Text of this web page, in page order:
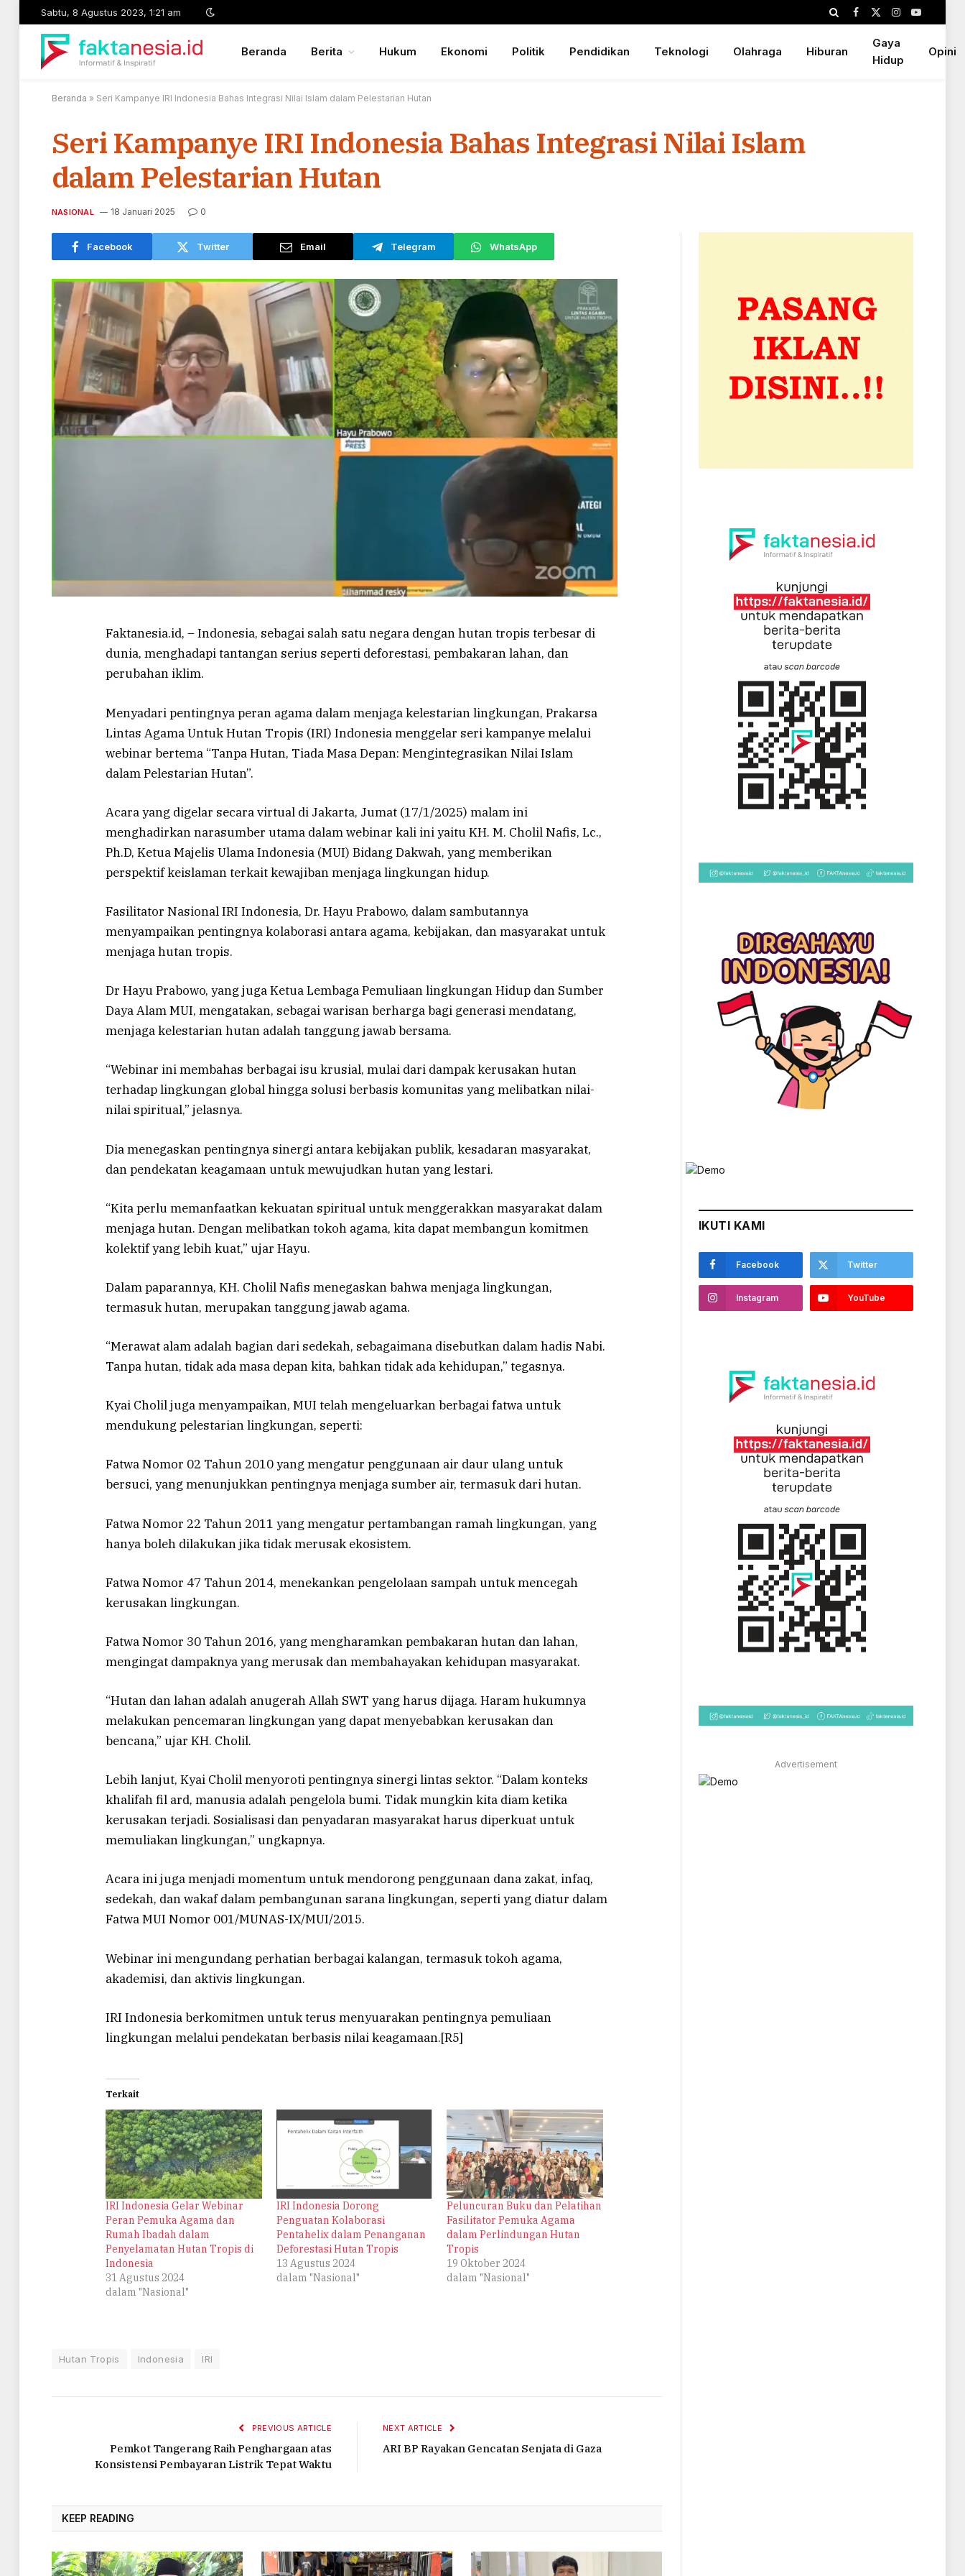
Sabtu, 8 Agustus 2023, 1:21 am
Facebook
X
InstagramYouTube
Beranda Berita Hukum Ekonomi Politik Pendidikan Teknologi Olahraga Hiburan
Gaya
Hidup
Opini
Beranda » Seri Kampanye IRI Indonesia Bahas Integrasi Nilai Islam dalam Pelestarian Hutan
Seri Kampanye IRI Indonesia Bahas Integrasi Nilai Islam
dalam Pelestarian Hutan
NASIONAL 18 Januari 2025 0
Facebook Twitter Email Telegram WhatsApp
Faktanesia.id, – Indonesia, sebagai salah satu negara dengan hutan tropis terbesar di
dunia, menghadapi tantangan serius seperti deforestasi, pembakaran lahan, dan
perubahan iklim.
Menyadari pentingnya peran agama dalam menjaga kelestarian lingkungan, Prakarsa
Lintas Agama Untuk Hutan Tropis (IRI) Indonesia menggelar seri kampanye melalui
webinar bertema “Tanpa Hutan, Tiada Masa Depan: Mengintegrasikan Nilai Islam
dalam Pelestarian Hutan”.
Acara yang digelar secara virtual di Jakarta, Jumat (17/1/2025) malam ini
menghadirkan narasumber utama dalam webinar kali ini yaitu KH. M. Cholil Nafis, Lc.,
Ph.D, Ketua Majelis Ulama Indonesia (MUI) Bidang Dakwah, yang memberikan
perspektif keislaman terkait kewajiban menjaga lingkungan hidup.
Fasilitator Nasional IRI Indonesia, Dr. Hayu Prabowo, dalam sambutannya
menyampaikan pentingnya kolaborasi antara agama, kebijakan, dan masyarakat untuk
menjaga hutan tropis.
Dr Hayu Prabowo, yang juga Ketua Lembaga Pemuliaan lingkungan Hidup dan Sumber
Daya Alam MUI, mengatakan, sebagai warisan berharga bagi generasi mendatang,
menjaga kelestarian hutan adalah tanggung jawab bersama.
“Webinar ini membahas berbagai isu krusial, mulai dari dampak kerusakan hutan
terhadap lingkungan global hingga solusi berbasis komunitas yang melibatkan nilai-
nilai spiritual,” jelasnya.
Dia menegaskan pentingnya sinergi antara kebijakan publik, kesadaran masyarakat,
dan pendekatan keagamaan untuk mewujudkan hutan yang lestari.
“Kita perlu memanfaatkan kekuatan spiritual untuk menggerakkan masyarakat dalam
menjaga hutan. Dengan melibatkan tokoh agama, kita dapat membangun komitmen
kolektif yang lebih kuat,” ujar Hayu.
Dalam paparannya, KH. Cholil Nafis menegaskan bahwa menjaga lingkungan,
termasuk hutan, merupakan tanggung jawab agama.
“Merawat alam adalah bagian dari sedekah, sebagaimana disebutkan dalam hadis Nabi.
Tanpa hutan, tidak ada masa depan kita, bahkan tidak ada kehidupan,” tegasnya.
Kyai Cholil juga menyampaikan, MUI telah mengeluarkan berbagai fatwa untuk
mendukung pelestarian lingkungan, seperti:
Fatwa Nomor 02 Tahun 2010 yang mengatur penggunaan air daur ulang untuk
bersuci, yang menunjukkan pentingnya menjaga sumber air, termasuk dari hutan.
Fatwa Nomor 22 Tahun 2011 yang mengatur pertambangan ramah lingkungan, yang
hanya boleh dilakukan jika tidak merusak ekosistem.
Fatwa Nomor 47 Tahun 2014, menekankan pengelolaan sampah untuk mencegah
kerusakan lingkungan.
Fatwa Nomor 30 Tahun 2016, yang mengharamkan pembakaran hutan dan lahan,
mengingat dampaknya yang merusak dan membahayakan kehidupan masyarakat.
“Hutan dan lahan adalah anugerah Allah SWT yang harus dijaga. Haram hukumnya
melakukan pencemaran lingkungan yang dapat menyebabkan kerusakan dan
bencana,” ujar KH. Cholil.
Lebih lanjut, Kyai Cholil menyoroti pentingnya sinergi lintas sektor. “Dalam konteks
khalifah fil ard, manusia adalah pengelola bumi. Tidak mungkin kita diam ketika
kerusakan terjadi. Sosialisasi dan penyadaran masyarakat harus diperkuat untuk
memuliakan lingkungan,” ungkapnya.
Acara ini juga menjadi momentum untuk mendorong penggunaan dana zakat, infaq,
sedekah, dan wakaf dalam pembangunan sarana lingkungan, seperti yang diatur dalam
Fatwa MUI Nomor 001/MUNAS-IX/MUI/2015.
Webinar ini mengundang perhatian berbagai kalangan, termasuk tokoh agama,
akademisi, dan aktivis lingkungan.
IRI Indonesia berkomitmen untuk terus menyuarakan pentingnya pemuliaan
lingkungan melalui pendekatan berbasis nilai keagamaan.[R5]
Terkait
IRI Indonesia Gelar Webinar
Peran Pemuka Agama dan
Rumah Ibadah dalam
Penyelamatan Hutan Tropis di
Indonesia
31 Agustus 2024
dalam "Nasional"
IRI Indonesia Dorong
Penguatan Kolaborasi
Pentahelix dalam Penanganan
Deforestasi Hutan Tropis
13 Agustus 2024
dalam "Nasional"
Peluncuran Buku dan Pelatihan
Fasilitator Pemuka Agama
dalam Perlindungan Hutan
Tropis
19 Oktober 2024
dalam "Nasional"
Hutan Tropis Indonesia IRI
PREVIOUS ARTICLE
Pemkot Tangerang Raih Penghargaan atas
Konsistensi Pembayaran Listrik Tepat Waktu
NEXT ARTICLE
ARI BP Rayakan Gencatan Senjata di Gaza
KEEP READING
IKUTI KAMI
Facebook Twitter
Instagram YouTube
Advertisement